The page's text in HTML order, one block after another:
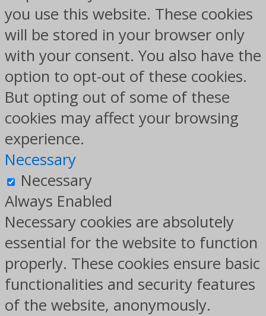
you use this website. These cookies
will be stored in your browser only
with your consent. You also have the
option to opt-out of these cookies.
But opting out of some of these
cookies may affect your browsing
experience.
Necessary
Necessary
Always Enabled
Necessary cookies are absolutely
essential for the website to function
properly. These cookies ensure basic
functionalities and security features
of the website, anonymously.